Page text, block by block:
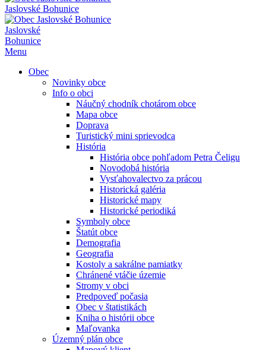
Jaslovské Bohunice
Jaslovské
Bohunice
Menu
Obec
Novinky obce
Info o obci
Náučný chodník chotárom obce
Mapa obce
Doprava
Turistický mini sprievodca
História
História obce pohľadom Petra Čeligu
Novodobá história
Vysťahovalectvo za prácou
Historická galéria
Historické mapy
Historické periodiká
Symboly obce
Štatút obce
Demografia
Geografia
Kostoly a sakrálne pamiatky
Chránené vtáčie územie
Stromy v obci
Predpoveď počasia
Obec v štatistikách
Kniha o histórii obce
Maľovanka
Územný plán obce